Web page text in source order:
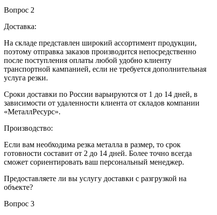
Вопрос 2
Доставка:
На складе представлен широкий ассортимент продукции,
поэтому отправка заказов производится непосредственно
после поступления оплаты любой удобно клиенту
транспортной кампанией, если не требуется дополнительная
услуга резки.
Сроки доставки по России варьируются от 1 до 14 дней, в
зависимости от удаленности клиента от складов компании
«МеталлРесурс».
Производство:
Если вам необходима резка металла в размер, то срок
готовности составит от 2 до 14 дней. Более точно всегда
сможет сориентировать ваш персональный менеджер.
Предоставляете ли вы услугу доставки с разгрузкой на
объекте?
Вопрос 3